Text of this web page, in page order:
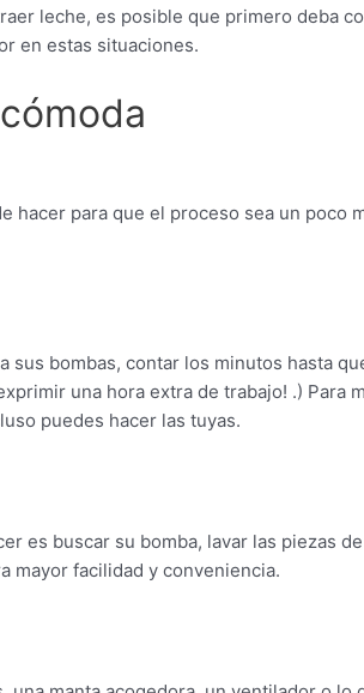
leche, es posible que primero deba
en estas situaciones.
hacer para que el proceso sea un poco
bombas, contar los minutos hasta
una hora extra de trabajo! .) Para
puedes hacer las tuyas.
es buscar su bomba, lavar las piezas
mayor facilidad y conveniencia.